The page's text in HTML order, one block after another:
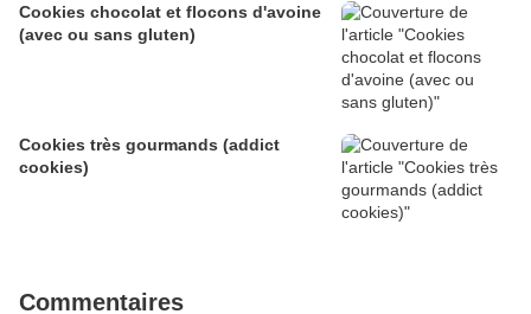
Cookies chocolat et flocons d'avoine
(avec ou sans gluten)
Cookies très gourmands (addict
cookies)
Commentaires